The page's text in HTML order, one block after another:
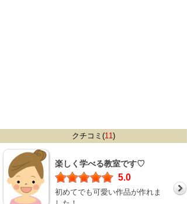
クチコミ(11)
楽しく学べる教室です♡
5.0
初めてでも可愛い作品が作れま